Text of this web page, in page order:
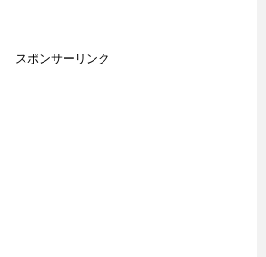
スポンサーリンク